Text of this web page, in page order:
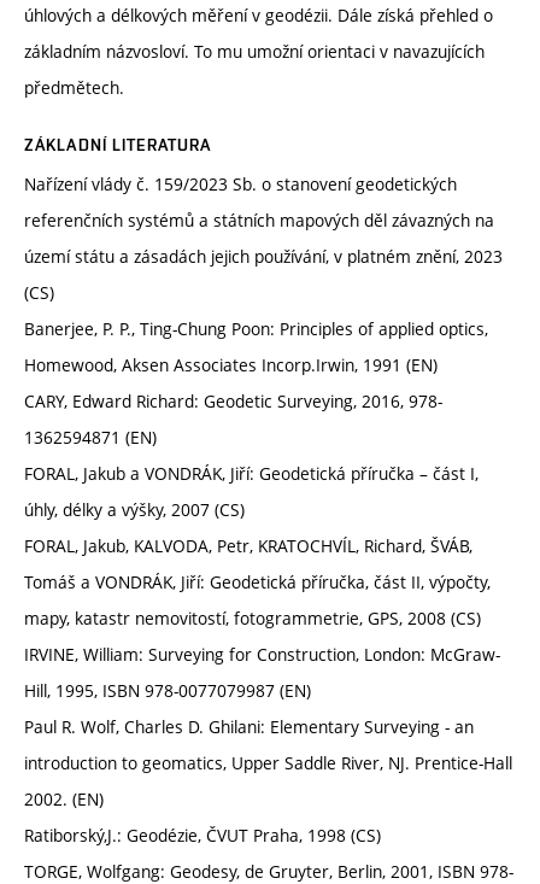
úhlových a délkových měření v geodézii. Dále získá přehled o
základním názvosloví. To mu umožní orientaci v navazujících
předmětech.
ZÁKLADNÍ LITERATURA
Nařízení vlády č. 159/2023 Sb. o stanovení geodetických
referenčních systémů a státních mapových děl závazných na
území státu a zásadách jejich používání, v platném znění, 2023
(CS)
Banerjee, P. P., Ting-Chung Poon: Principles of applied optics,
Homewood, Aksen Associates Incorp.Irwin, 1991 (EN)
CARY, Edward Richard: Geodetic Surveying, 2016, 978-
1362594871 (EN)
FORAL, Jakub a VONDRÁK, Jiří: Geodetická příručka – část I,
úhly, délky a výšky, 2007 (CS)
FORAL, Jakub, KALVODA, Petr, KRATOCHVÍL, Richard, ŠVÁB,
Tomáš a VONDRÁK, Jiří: Geodetická příručka, část II, výpočty,
mapy, katastr nemovitostí, fotogrammetrie, GPS, 2008 (CS)
IRVINE, William: Surveying for Construction, London: McGraw-
Hill, 1995, ISBN 978-0077079987 (EN)
Paul R. Wolf, Charles D. Ghilani: Elementary Surveying - an
introduction to geomatics, Upper Saddle River, NJ. Prentice-Hall
2002. (EN)
Ratiborský,J.: Geodézie, ČVUT Praha, 1998 (CS)
TORGE, Wolfgang: Geodesy, de Gruyter, Berlin, 2001, ISBN 978-